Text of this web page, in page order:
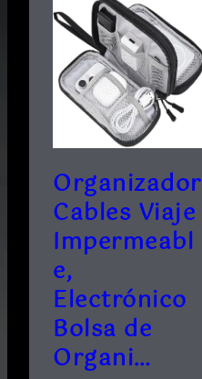
Organizador
Cables Viaje
Impermeabl
e,
Electrónico
Bolsa de
Organi…